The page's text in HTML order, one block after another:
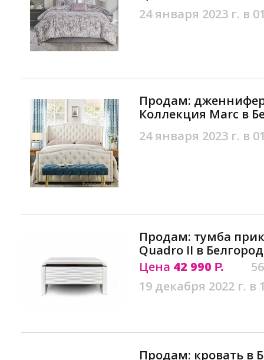
24 января 2023 г. в
Продам:
Коллекция Marc в
24 января 2023 г. в
Продам: тумба
Quadro II в
Цена 42 990 Р.
19 декабря 2022 г. в
Продам: кровать в